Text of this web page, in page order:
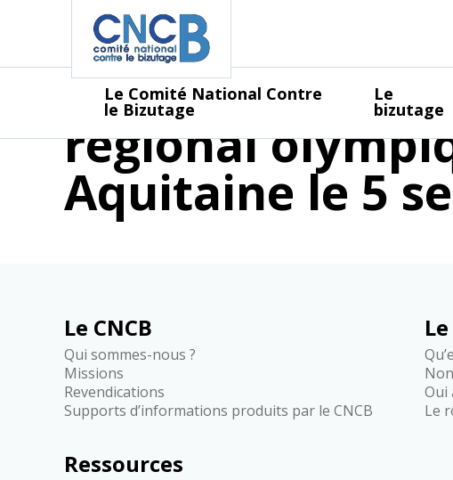
Le Comité National Contre
le Bizutage
Le
bizutage
visio conférence
régional
Aquitaine le 5
Le CNCB
Qui sommes-nous ?
Missions
Revendications
Supports d’informations produits par le CNCB
Oui
Le
Ressources